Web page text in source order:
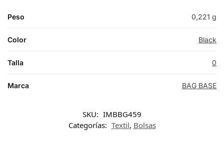
Peso 0,221 g
Color Black
Talla 0
Marca BAG BASE
SKU: IMBBG459
Categorías: Textil, Bolsas